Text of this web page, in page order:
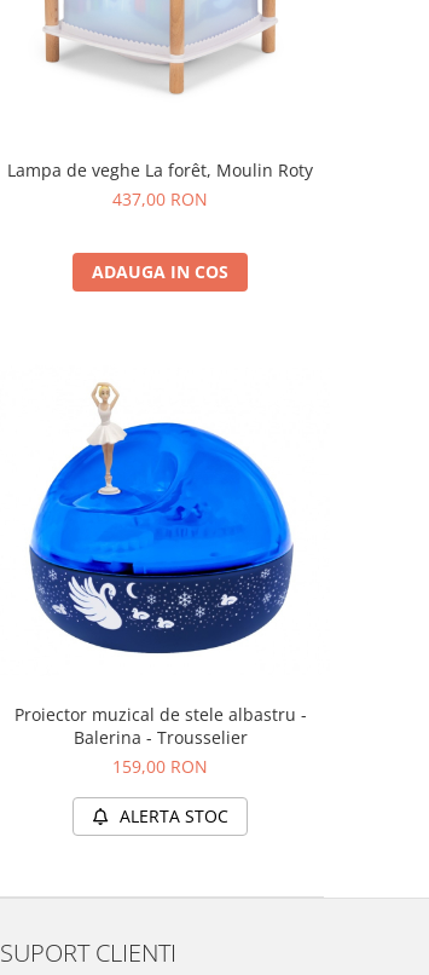
Lampa de veghe La forêt, Moulin Roty
437,00 RON
ADAUGA IN COS
Proiector muzical de stele albastru -
Balerina - Trousselier
159,00 RON
ALERTA STOC
SUPORT CLIENTI